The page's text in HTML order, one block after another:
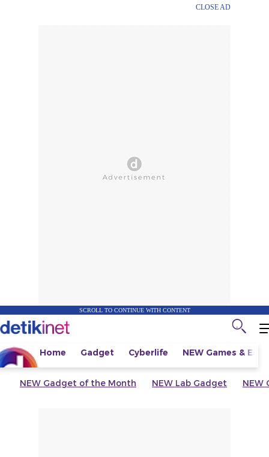
CLOSE AD
SCROLL TO CONTINUE WITH CONTENT
Home Gadget Cyberlife NEW Games &
NEW Gadget of the Month NEW Lab Gadget NEW